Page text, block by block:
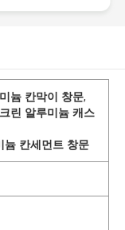
늄 칸막이 창문,
린 알루미늄 캐스
늄 칸세먼트 창문